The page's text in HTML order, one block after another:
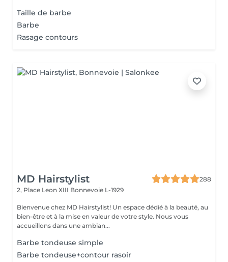
Taille de barbe
Barbe
Rasage contours
MD Hairstylist
288
2, Place Leon XIII Bonnevoie L-1929
Bienvenue chez MD Hairstylist! Un espace dédié à la beauté, au
bien-être et à la mise en valeur de votre style. Nous vous
accueillons dans une ambian...
Barbe tondeuse simple
Barbe tondeuse+contour rasoir